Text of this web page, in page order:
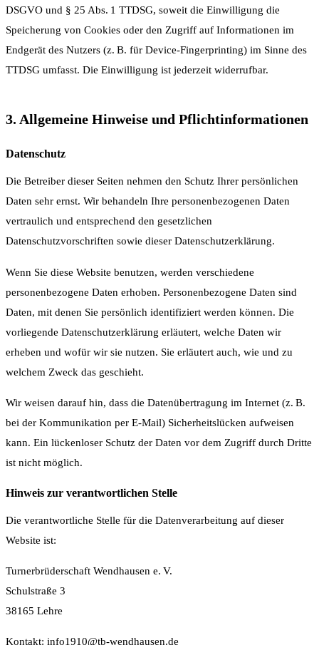
DSGVO und § 25 Abs. 1 TTDSG, soweit die Einwilligung die
Speicherung von Cookies oder den Zugriff auf Informationen im
Endgerät des Nutzers (z. B. für Device-Fingerprinting) im Sinne des
TTDSG umfasst. Die Einwilligung ist jederzeit widerrufbar.
3. Allgemeine Hinweise und Pflichtinformationen
Datenschutz
Die Betreiber dieser Seiten nehmen den Schutz Ihrer persönlichen
Daten sehr ernst. Wir behandeln Ihre personenbezogenen Daten
vertraulich und entsprechend den gesetzlichen
Datenschutzvorschriften sowie dieser Datenschutzerklärung.
Wenn Sie diese Website benutzen, werden verschiedene
personenbezogene Daten erhoben. Personenbezogene Daten sind
Daten, mit denen Sie persönlich identifiziert werden können. Die
vorliegende Datenschutzerklärung erläutert, welche Daten wir
erheben und wofür wir sie nutzen. Sie erläutert auch, wie und zu
welchem Zweck das geschieht.
Wir weisen darauf hin, dass die Datenübertragung im Internet (z. B.
bei der Kommunikation per E-Mail) Sicherheitslücken aufweisen
kann. Ein lückenloser Schutz der Daten vor dem Zugriff durch Dritte
ist nicht möglich.
Hinweis zur verantwortlichen Stelle
Die verantwortliche Stelle für die Datenverarbeitung auf dieser
Website ist:
Turnerbrüderschaft Wendhausen e. V.
Schulstraße 3
38165 Lehre
Kontakt: info1910@tb-wendhausen.de